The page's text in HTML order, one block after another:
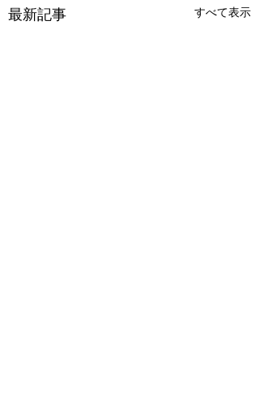
最新記事 すべて表示